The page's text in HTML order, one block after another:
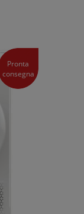
Pronta
consegna